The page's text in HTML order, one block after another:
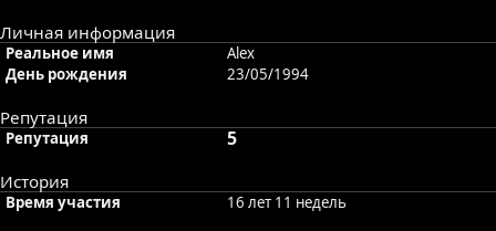
Личная информация
Реальное имя
Alex
День рождения
23/05/1994
Репутация
Репутация 5
История
Время участия 16 лет 11 недель